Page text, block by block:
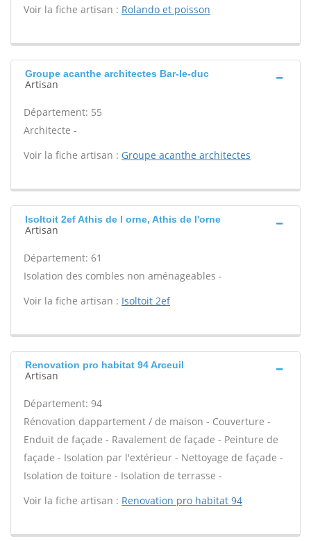
Voir la fiche artisan : Rolando et poisson
Groupe acanthe architectes Bar-le-duc
Artisan
Département: 55
Architecte -
Voir la fiche artisan : Groupe acanthe architectes
Isoltoit 2ef Athis de l orne, Athis de l'orne
Artisan
Département: 61
Isolation des combles non aménageables -
Voir la fiche artisan : Isoltoit 2ef
Renovation pro habitat 94 Arceuil
Artisan
Département: 94
Rénovation dappartement / de maison - Couverture -
Enduit de façade - Ravalement de façade - Peinture de
façade - Isolation par l'extérieur - Nettoyage de façade -
Isolation de toiture - Isolation de terrasse -
Voir la fiche artisan : Renovation pro habitat 94